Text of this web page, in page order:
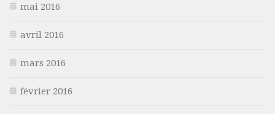
mai 2016
avril 2016
mars 2016
février 2016